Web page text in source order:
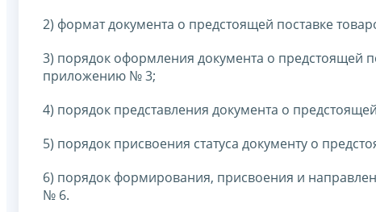
2) формат документа о предстоящей поставке
3) порядок оформления документа о предстоящей
приложению № 3;
4) порядок представления документа о
5) порядок присвоения статуса документу о
6) порядок формирования, присвоения и
№ 6.